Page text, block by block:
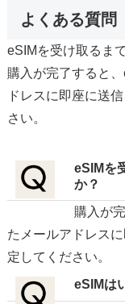
よくある質問
eSIMを受け取るま
購入が完了すると
ドレスに即座に送
さい。
eSIMを
か？
購入が
たメールアドレス
定してください。
eSIMは